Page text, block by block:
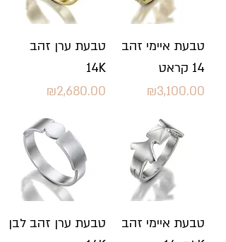
טבעת ערן זהב
14K
Price
₪2,680.00
טבעת איימי זהב
14 קראט
Price
₪3,100.00
טבעת ערן זהב לבן
טבעת איימי זהב